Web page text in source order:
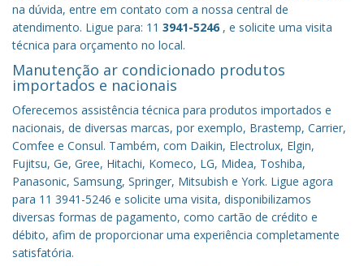
na dúvida, entre em contato com a nossa central de
atendimento. Ligue para: 11 3941-5246 , e solicite uma visita
técnica para orçamento no local.
Manutenção ar condicionado produtos
importados e nacionais
Oferecemos assistência técnica para produtos importados e
nacionais, de diversas marcas, por exemplo, Brastemp, Carrier,
Comfee e Consul. Também, com Daikin, Electrolux, Elgin,
Fujitsu, Ge, Gree, Hitachi, Komeco, LG, Midea, Toshiba,
Panasonic, Samsung, Springer, Mitsubish e York. Ligue agora
para 11 3941-5246 e solicite uma visita, disponibilizamos
diversas formas de pagamento, como cartão de crédito e
débito, afim de proporcionar uma experiência completamente
satisfatória.